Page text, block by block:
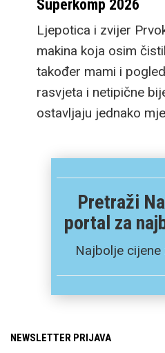
Superkomp 2026
Ljepotica i zvijer
makina koja osim
također mami i
rasvjeta i netipične
ostavljaju jednako
Pretraži
portal za
Najbolje cijene
NEWSLETTER PRIJAVA